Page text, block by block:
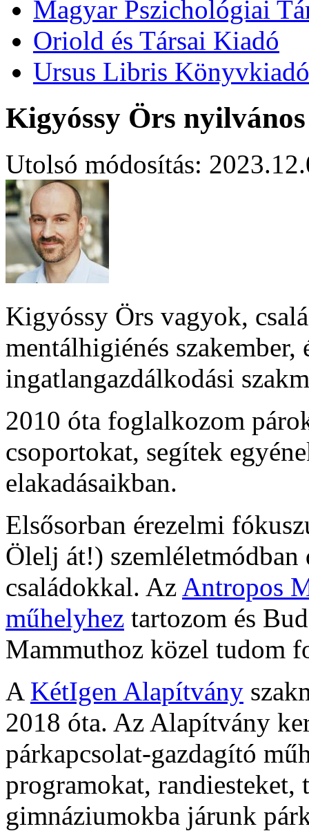
Magyar Pszichológiai
Oriold és Társai Kiadó
Ursus Libris Könyvkiadó
Kigyóssy Örs
Utolsó módosítás:
Kigyóssy Örs vagyok,
mentálhigiénés szakember,
ingatlangazdálkodási
2010 óta foglalkozom
csoportokat, segítek
elakadásaikban.
Elsősorban érezelmi
Ölelj át!)
családokkal. Az Antropos
műhelyhez tartozom és
Mammuthoz közel tudom
A KétIgen Alapítvány
2018 óta. Az Alapítvány
párkapcsolat-gazdagító
programokat, randiesteket,
gimnáziumokba járunk